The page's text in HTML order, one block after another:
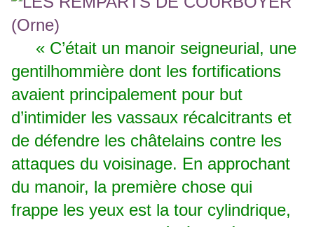
« C’était un manoir seigneurial, une
gentilhommière dont les fortifications
avaient principalement pour but
d’intimider les vassaux récalcitrants et
de défendre les châtelains contre les
attaques du voisinage. En approchant
du manoir, la première chose qui
frappe les yeux est la tour cylindrique,